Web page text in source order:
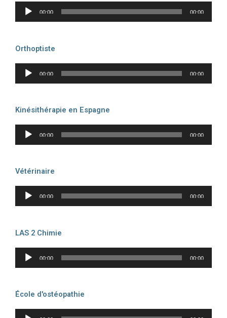
Lecteur
00:00 00:00
Orthoptiste
Lecteur
00:00 00:00
Kinésithérapie en Espagne
Lecteur
00:00 00:00
Vétérinaire
Lecteur
00:00 00:00
LAS 2 Chimie
Lecteur
00:00 00:00
École d'ostéopathie
Lecteur